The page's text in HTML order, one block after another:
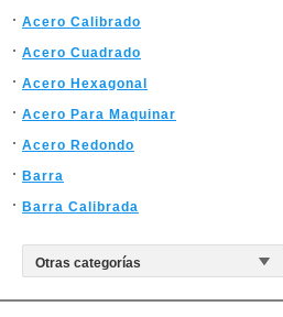
Acero Calibrado
Acero Cuadrado
Acero Hexagonal
Acero Para Maquinar
Acero Redondo
Barra
Barra Calibrada